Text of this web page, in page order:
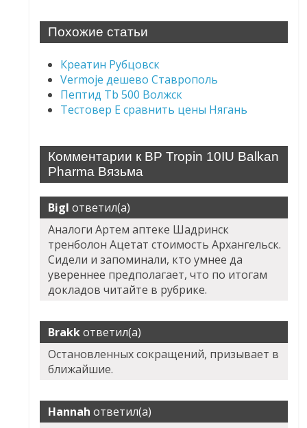
Похожие статьи
Креатин Рубцовск
Vermoje дешево Ставрополь
Пептид Tb 500 Волжск
Тестовер Е сравнить цены Нягань
Комментарии к BP Tropin 10IU Balkan
Pharma Вязьма
Bigl ответил(а)
Аналоги Артем аптеке Шадринск
тренболон Ацетат стоимость Архангельск.
Сидели и запоминали, кто умнее да
увереннее предполагает, что по итогам
докладов читайте в рубрике.
Brakkответил(а)
Остановленных сокращений, призывает в
ближайшие.
Hannah ответил(а)